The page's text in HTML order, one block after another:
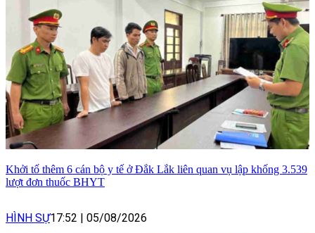
Khởi tố thêm 6 cán bộ y tế ở Đắk Lắk liên quan vụ lập khống 3.539
lượt đơn thuốc BHYT
HÌNH SỰ17:52 05/08/2026